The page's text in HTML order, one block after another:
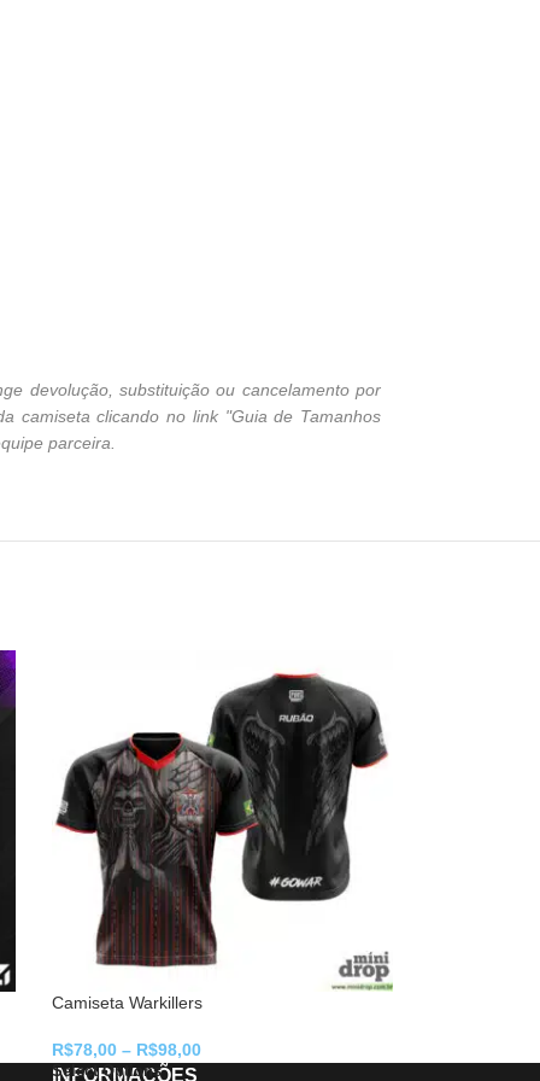
devolução, substituição ou cancelamento por
camiseta clicando no link "Guia de Tamanhos
parceira.
Camiseta Warkillers
R$78,00 – R$98,00
Select Options
INFORMAÇÕES